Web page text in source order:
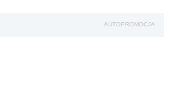
AUTOPROMOCJA